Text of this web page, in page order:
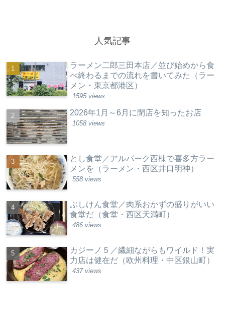
人気記事
ラーメン二郎三田本店／並び始めから食
べ終わるまでの流れを書いてみた（ラー
メン・東京都港区）
1595 views
2026年1月～6月に閉店を知ったお店
1058 views
とし食堂／アルパーク西棟で喜多方ラー
メンを（ラーメン・西区井口明神）
558 views
ぶしけん食堂／肉系おかずの盛りがいい
食堂だ（食堂・西区天満町）
486 views
カジーノ５／繊細ながらもワイルド！実
力店は健在だ（欧州料理・中区銀山町）
437 views